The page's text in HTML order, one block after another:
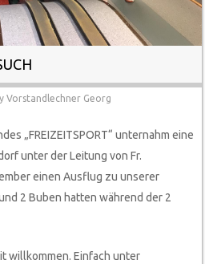
Vorstandlechner Georg
„FREIZEITSPORT“ unternahm eine
unter der Leitung von Fr.
einen Ausflug zu unserer
2 Buben hatten während der 2
willkommen. Einfach unter